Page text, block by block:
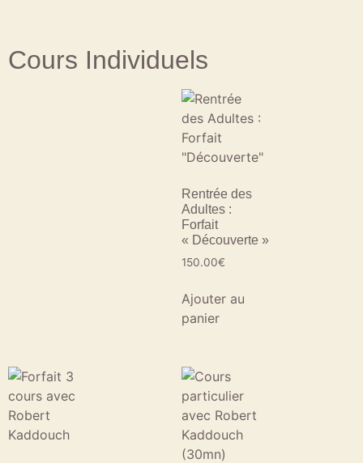
Cours Individuels
Rentrée des
Adultes :
Forfait
« Découverte »
150.00€
Ajouter au
panier